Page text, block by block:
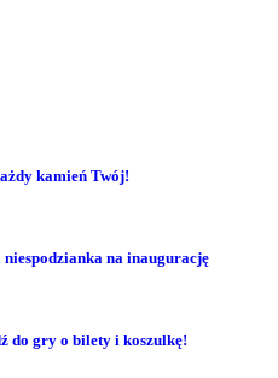
kamień Twój!
na inaugurację
do gry o bilety i koszulkę!